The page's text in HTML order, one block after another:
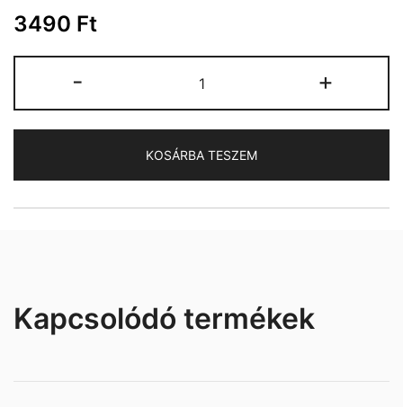
3490 Ft
-
bögre
mennyiség
+
KOSÁRBA TESZEM
Kapcsolódó termékek